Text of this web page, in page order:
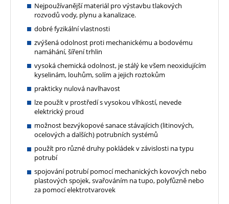
Nejpoužívanější materiál pro výstavbu tlakových
rozvodů vody, plynu a kanalizace.
dobré fyzikální vlastnosti
zvýšená odolnost proti mechanickému a bodovému
namáhání, šíření trhlin
vysoká chemická odolnost, je stálý ke všem neoxidujícím
kyselinám, louhům, solím a jejich roztokům
prakticky nulová navlhavost
lze použít v prostředí s vysokou vlhkostí, nevede
elektrický proud
možnost bezvýkopové sanace stávajícich (litinových,
ocelových a dalších) potrubních systémů
použít pro různé druhy pokládek v závislosti na typu
potrubí
spojování potrubí pomocí mechanických kovových nebo
plastových spojek, svařováním na tupo, polyfůzně nebo
za pomocí elektrotvarovek